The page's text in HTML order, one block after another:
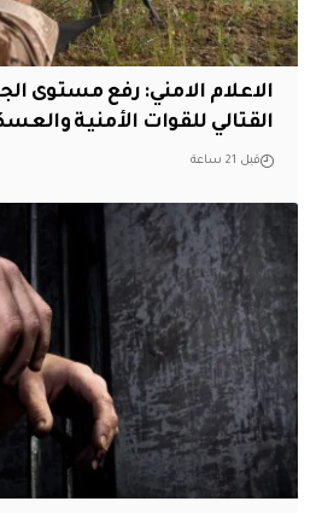
الاعلام الامني: رفع مستوى
القتالي للقوات الأمنية
قبل 21 ساعة